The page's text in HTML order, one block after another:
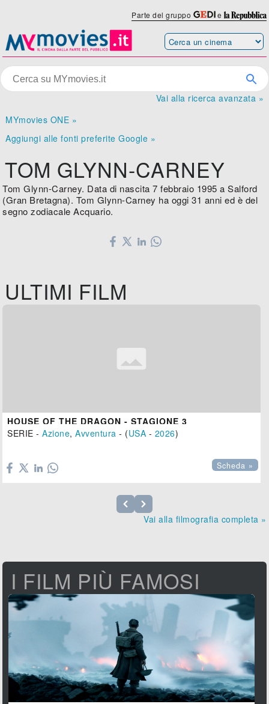
Parte del gruppo e
Vai alla ricerca avanzata »
MYmovies ONE »
Aggiungi alle fonti preferite Google »
TOM GLYNN-CARNEY
Tom Glynn-Carney. Data di nascita 7 febbraio 1995 a Salford
(Gran Bretagna). Tom Glynn-Carney ha oggi 31 anni ed è del
segno zodiacale Acquario.
ULTIMI FILM
HOUSE OF THE DRAGON - STAGIONE 3
SERIE -Azione,Avventura - (USA - 2026)
Scheda »
Vai alla filmografia completa »
I FILM PIÙ FAMOSI